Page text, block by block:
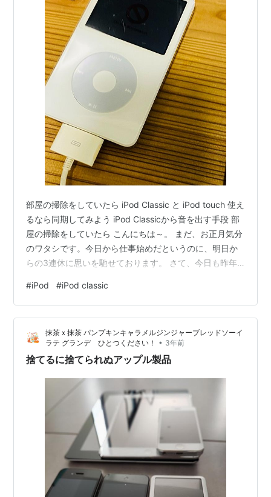
第4.5世代iPod
U2 Special Edition
60GB
第4世代iPod
ホワイト
部屋の掃除をしていたら iPod Classic と iPod touch 使え
るなら同期してみよう iPod Classicから音を出す手段 部
屋の掃除をしていたら こんにちは～。 まだ、お正月気分
のワタシです。今日から仕事始めだというのに、明日か
らの3連休に思いを馳せております。 さて、今日も昨年
年、12月が繁忙期ですので、自宅の大掃除を行うのはス
ケジュール的に難しくいつも後回しになります。 でも、
時間のある時にちょこちょこと掃除をしておりまし
て。。 すると、なんとも懐かしいものが出てきまして。
iPod Classic と iPod to…
#iPod #iPod classic
抹茶ｘ抹茶 パンプキンキャラメルジンジャーブレッドソーイ
ラテ グランデ ひとつください！
• 3年前
捨てるに捨てられぬアップル製品